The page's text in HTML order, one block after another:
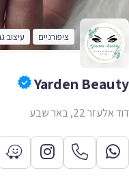
ציפורניים עיצוב גבות
Yarden
22, באר שבע